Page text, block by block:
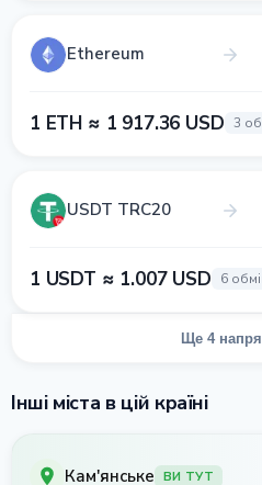
Ethereum
1 ETH ≈ 1 917.36 USD 3
USDT TRC20
1 USDT ≈ 1.007 USD 6
Ще 4
Інші міста в цій країні
Кам'янське ВИ ТУТ